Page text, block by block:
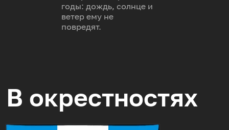
годы: дождь, солнце и
ветер ему не
повредят.
В окрестностях